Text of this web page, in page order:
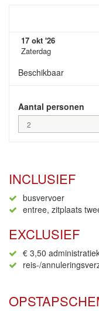
17 okt '26
Zaterdag
Beschikbaar
Aantal personen
2
INCLUSIEF
busvervoer
entree, zitplaats
EXCLUSIEF
€ 3,50
reis-/